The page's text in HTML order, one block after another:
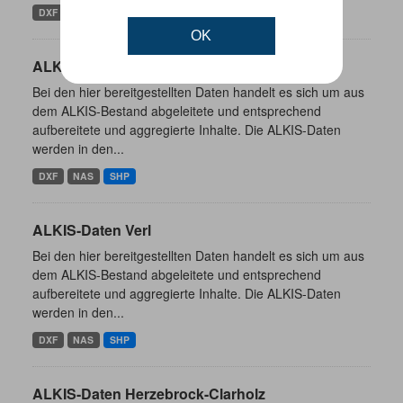
OK
DXF
ALKIS-Daten Borgholzhausen
Bei den hier bereitgestellten Daten handelt es sich um aus
dem ALKIS-Bestand abgeleitete und entsprechend
aufbereitete und aggregierte Inhalte. Die ALKIS-Daten
werden in den...
DXF NAS SHP
ALKIS-Daten Verl
Bei den hier bereitgestellten Daten handelt es sich um aus
dem ALKIS-Bestand abgeleitete und entsprechend
aufbereitete und aggregierte Inhalte. Die ALKIS-Daten
werden in den...
DXF NAS SHP
ALKIS-Daten Herzebrock-Clarholz